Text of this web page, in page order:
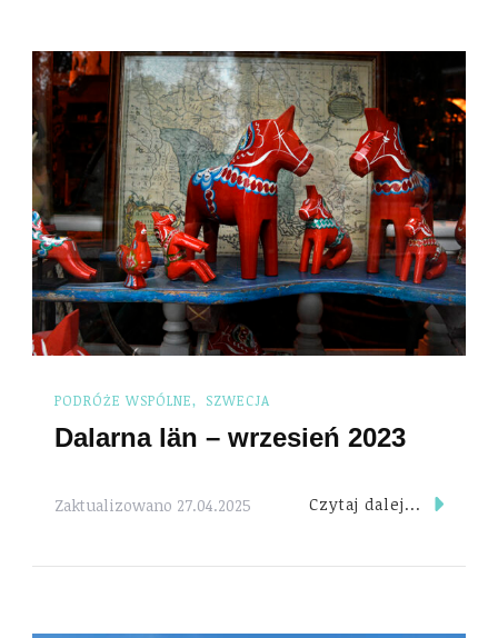
PODRÓŻE WSPÓLNE SZWECJA
Dalarna län – wrzesień 2023
Zaktualizowano 27.04.2025 Czytaj dalej...